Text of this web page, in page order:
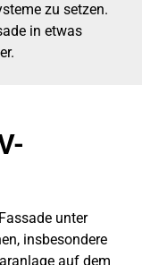
zu setzen.
in etwas
unter
insbesondere
auf dem